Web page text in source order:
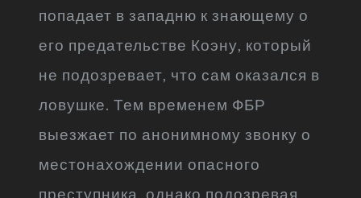
попадает в западню к знающему о
его предательстве Коэну, который
не подозревает, что сам оказался в
ловушке. Тем временем ФБР
выезжает по анонимному звонку о
местонахождении опасного
преступника, однако подозревая